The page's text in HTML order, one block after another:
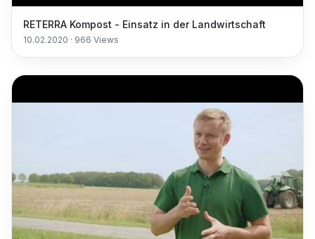
RETERRA Kompost - Einsatz in der Landwirtschaft
10.02.2020 · 966 Views